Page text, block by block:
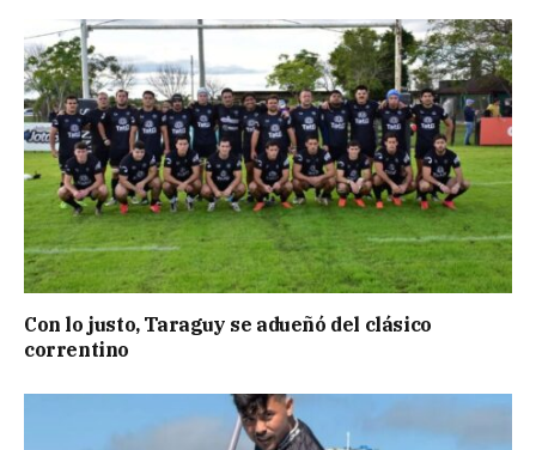
Con lo justo, Taraguy se adueñó del clásico
correntino